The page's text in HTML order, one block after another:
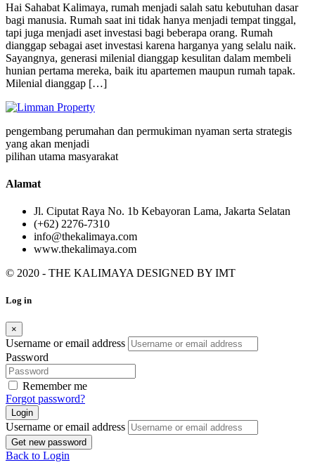
Hai Sahabat Kalimaya, rumah menjadi salah satu kebutuhan dasar
bagi manusia. Rumah saat ini tidak hanya menjadi tempat tinggal,
tapi juga menjadi aset investasi bagi beberapa orang. Rumah
dianggap sebagai aset investasi karena harganya yang selalu naik.
Sayangnya, generasi milenial dianggap kesulitan dalam membeli
hunian pertama mereka, baik itu apartemen maupun rumah tapak.
Milenial dianggap […]
pengembang perumahan dan permukiman nyaman serta strategis
yang akan menjadi
pilihan utama masyarakat
Alamat
Jl. Ciputat Raya No. 1b Kebayoran Lama, Jakarta Selatan
(+62) 2276-7310
info@thekalimaya.com
www.thekalimaya.com
© 2020 - THE KALIMAYA DESIGNED BY IMT
Log in
×
Username or email address
Password
Remember me
Forgot password?
Login
Username or email address
Get new password
Back to Login